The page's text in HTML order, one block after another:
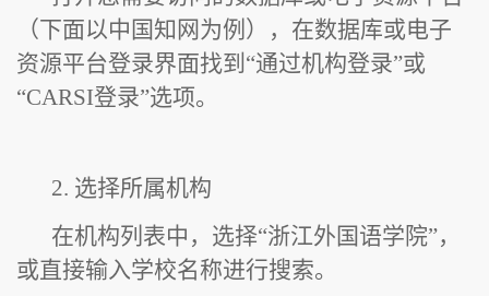
（下面以中国知网为例），在数据库或电子
资源平台登录界面找到“通过机构登录”或
“CARSI登录”选项。
2. 选择所属机构
在机构列表中，选择“浙江外国语学院”，
或直接输入学校名称进行搜索。